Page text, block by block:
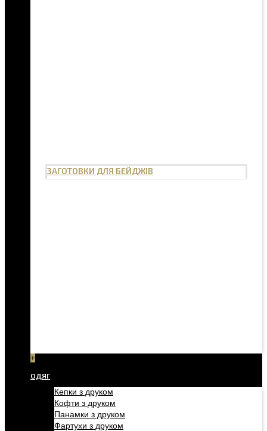
ЗАГОТОВКИ ДЛЯ БЕЙДЖІВ
+
ОДЯГ
Кепки з друком
Кофти з друком
Панамки з друком
Фартухи з друком